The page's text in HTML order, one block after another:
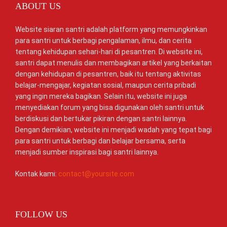
ABOUT US
Website siaran santri adalah platform yang memungkinkan
para santri untuk berbagi pengalaman, ilmu, dan cerita
tentang kehidupan sehari-hari di pesantren. Di website ini,
santri dapat menulis dan membagikan artikel yang berkaitan
dengan kehidupan di pesantren, baik itu tentang aktivitas
belajar-mengajar, kegiatan sosial, maupun cerita pribadi
yang ingin mereka bagikan. Selain itu, website ini juga
menyediakan forum yang bisa digunakan oleh santri untuk
berdiskusi dan bertukar pikiran dengan santri lainnya.
Dengan demikian, website ini menjadi wadah yang tepat bagi
para santri untuk berbagi dan belajar bersama, serta
menjadi sumber inspirasi bagi santri lainnya.
Kontak kami: contact@yoursite.com
FOLLOW US